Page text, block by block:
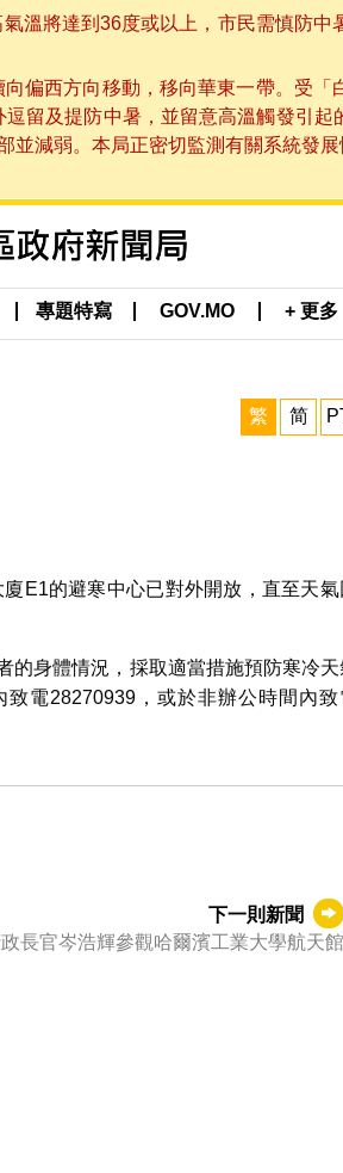
溫將達到36度或以上，市民需慎防
偏西方向移動，移向華東一帶。受
留及提防中暑，並留意高溫觸發引起
減弱。本局正密切監測有關系統發
專題特寫 GOV.MO + 更多
繁 简
E1的避寒中心已對外開放，直至天氣
的身體情況，採取適當措施預防寒冷天
電28270939，或於非辦公時間內致
下一則新聞
長官岑浩輝參觀哈爾濱工業大學航天館